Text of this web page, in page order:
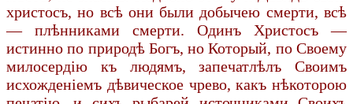
христосъ, но всѣ они были добычею смерти, всѣ
— плѣнниками смерти. Одинъ Христосъ —
истинно по природѣ Богъ, но Который, по Своему
милосердію къ людямъ, запечатлѣлъ Своимъ
исхожденіемъ дѣвическое чрево, какъ нѣкоторою